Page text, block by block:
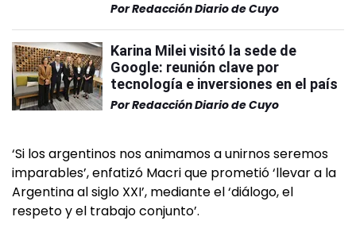
PorRedacción Diario de Cuyo
Karina Milei visitó la sede de
Google: reunión clave por
tecnología e inversiones en el país
PorRedacción Diario de Cuyo
‘Si los argentinos nos animamos a unirnos seremos
imparables’, enfatizó Macri que prometió ‘llevar a la
Argentina al siglo XXI’, mediante el ‘diálogo, el
respeto y el trabajo conjunto’.